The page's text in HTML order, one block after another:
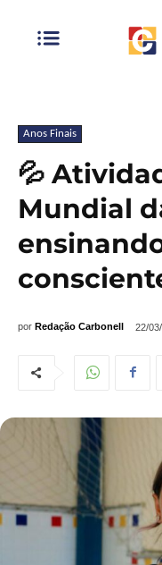
Anos Finais
💦
Mundial
por Redação Carbonell 22/